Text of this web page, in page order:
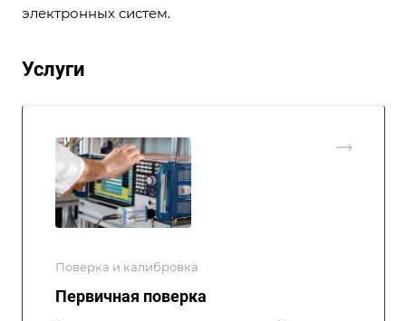
электронных систем.
Услуги
Поверка и калибровка
Первичная поверка